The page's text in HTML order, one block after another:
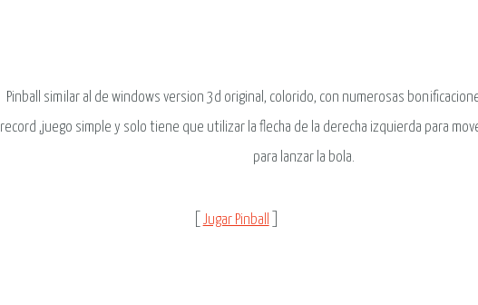
Pinball similar al de windows version 3d original, colorido, con numerosas
record ,juego simple y solo tiene que utilizar la flecha de la derecha izquierda para
para lanzar la bola.
Jugar Pinball